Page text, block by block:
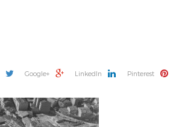
Google+ LinkedIn Pinterest